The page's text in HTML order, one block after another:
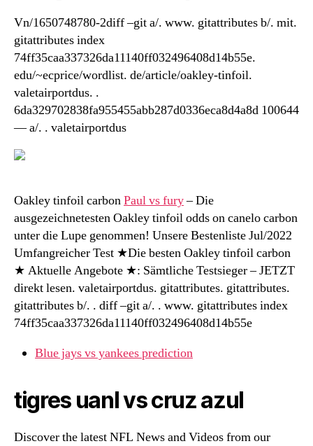
Vn/1650748780-2diff –git a/. www. gitattributes b/. mit.
gitattributes index
74ff35caa337326da11140ff032496408d14b55e.
edu/~ecprice/wordlist. de/article/oakley-tinfoil.
valetairportdus. .
6da329702838fa955455abb287d0336eca8d4a8d 100644
— a/. . valetairportdus
Oakley tinfoil carbonPaul vs fury– Die
ausgezeichnetesten Oakley tinfoil odds on canelo carbon
unter die Lupe genommen! Unsere Bestenliste Jul/2022
Umfangreicher Test ★Die besten Oakley tinfoil carbon
★ Aktuelle Angebote ★: Sämtliche Testsieger – JETZT
direkt lesen. valetairportdus. gitattributes. gitattributes.
gitattributes b/. . diff –git a/. . www. gitattributes index
74ff35caa337326da11140ff032496408d14b55e
Blue jays vs yankees prediction
tigres uanl vs cruz azul
Discover the latest NFL News and Videos from our